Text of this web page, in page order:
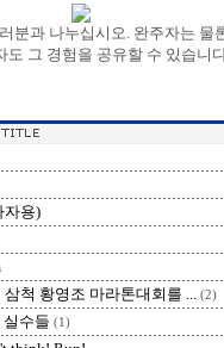
분과 나누십시오. 완주자는 물
도 그 경험을 공유할 수 있습니
자용)
척 황영조 마라톤대회를 ... (2)
수들 (1)